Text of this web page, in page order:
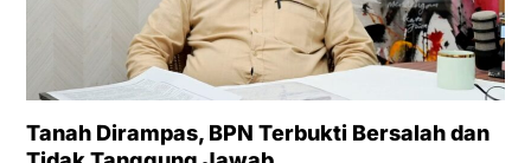
Tanah Dirampas, BPN Terbukti Bersalah dan